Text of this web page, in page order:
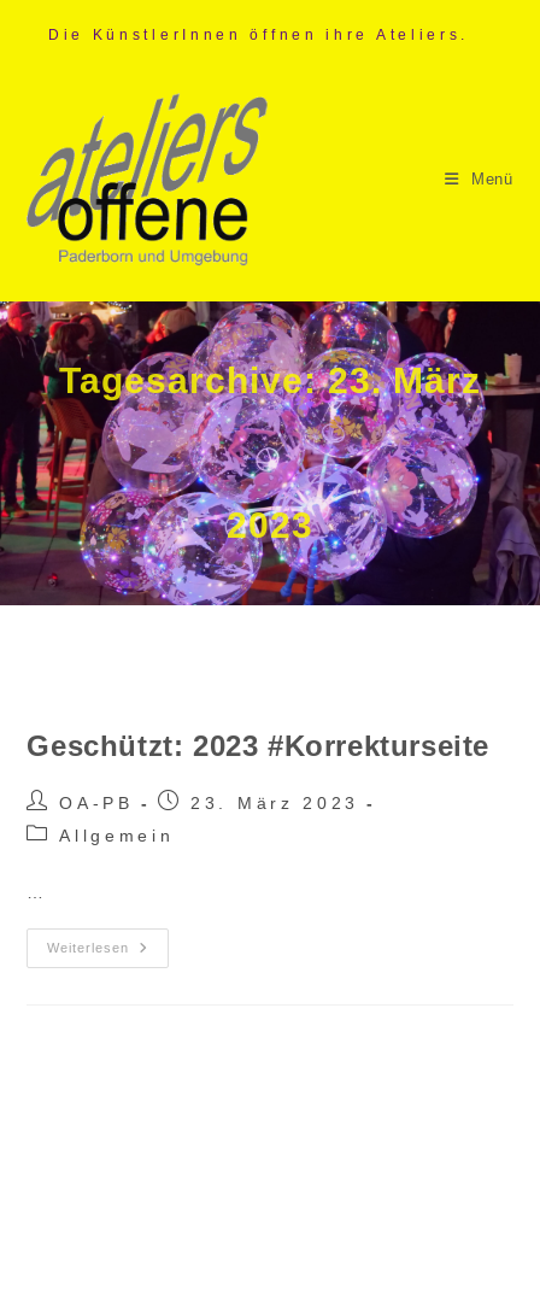
InhaltDie KünstlerInnen öffnen ihre Ateliers.
Menü
Tagesarchive: 23. März
2023
Geschützt: 2023 #Korrekturseite
Beitrags-
Autor:
OA-PB
Beitrag
23. März 2023
Beitrags-
Allgemein
Weiterlesen
Geschützt:
2023